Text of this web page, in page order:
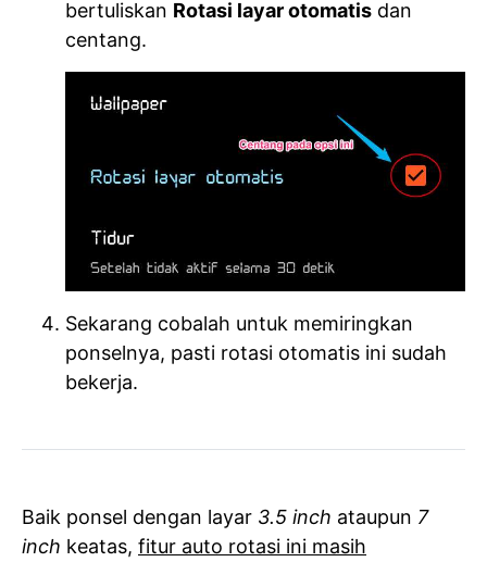
bertuliskan Rotasi layar otomatis dan
centang.
Sekarang cobalah untuk memiringkan
ponselnya, pasti rotasi otomatis ini sudah
bekerja.
Baik ponsel dengan layar 3.5 inch ataupun 7
inch keatas, fitur auto rotasi ini masih